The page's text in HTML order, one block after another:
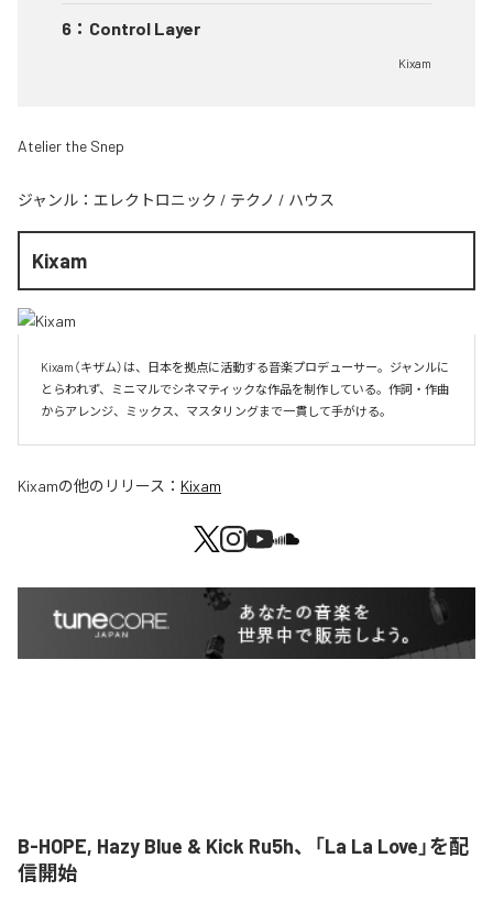
6 ： Control Layer
Kixam
Atelier the Snep
ジャンル： エレクトロニック / テクノ / ハウス
Kixam
Kixam（キザム）は、日本を拠点に活動する音楽プロデューサー。ジャンルに
とらわれず、ミニマルでシネマティックな作品を制作している。作詞・作曲
からアレンジ、ミックス、マスタリングまで一貫して手がける。
Kixamの他のリリース： Kixam
B-HOPE, Hazy Blue & Kick Ru5h、「La La Love」を配
信開始